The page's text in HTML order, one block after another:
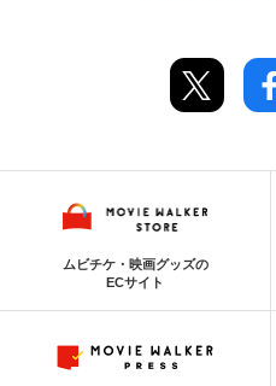
ムビチケ・映画グッズの
ECサイト